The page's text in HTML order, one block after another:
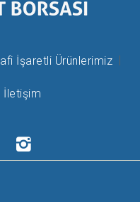
İşaretli Ürünlerimiz
İletişim